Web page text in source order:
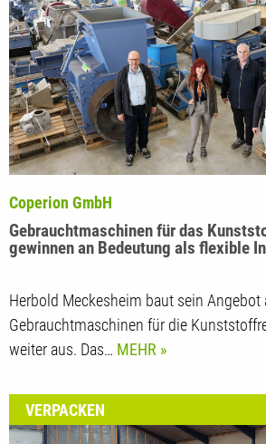
Gebrauchtmaschinen für das
Coperion GmbH
Herbold Meckesheim baut sein Angebot
Gebrauchtmaschinen für die
VERPACKEN